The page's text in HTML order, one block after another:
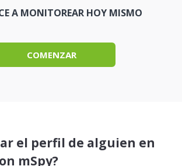
A MONITOREAR HOY MISMO
COMENZAR
el perfil de alguien en
mSpy?